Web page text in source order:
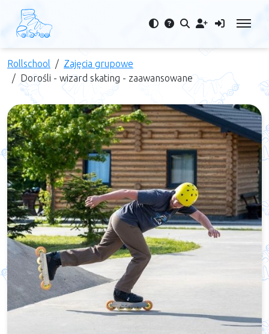
Rollschool
Zajęcia grupowe
Dorośli - wizard skating - zaawansowane